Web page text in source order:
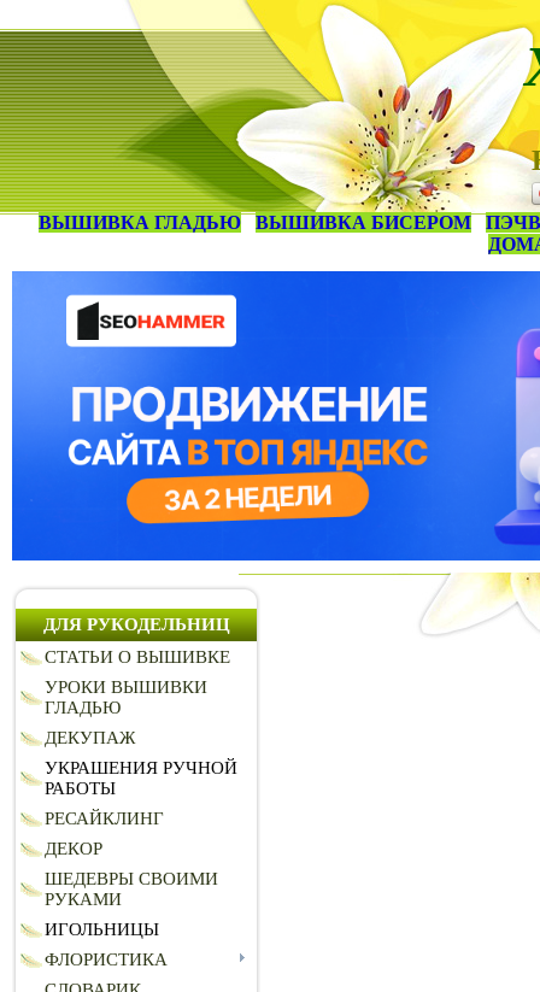
ВЫШИВКА ГЛАДЬЮ ВЫШИВКА БИСЕРОМ
ДЛЯ РУКОДЕЛЬНИЦ
СТАТЬИ О ВЫШИВКЕ
УРОКИ ВЫШИВКИ
ГЛАДЬЮ
ДЕКУПАЖ
УКРАШЕНИЯ РУЧНОЙ
РАБОТЫ
РЕСАЙКЛИНГ
ДЕКОР
ШЕДЕВРЫ СВОИМИ
РУКАМИ
ИГОЛЬНИЦЫ
ФЛОРИСТИКА